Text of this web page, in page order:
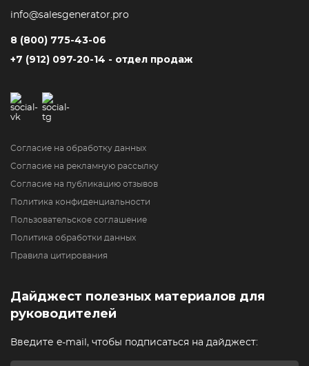
info@salesgenerator.pro
8 (800) 775-43-06
+7 (912) 097-20-14 - отдел продаж
Согласие на обработку данных
Согласие на рекламную рассылку
Согласие на публикацию отзывов
Политика конфиденциальности
Пользовательское соглашение
Политика обработки данных
Правила цитирования
Дайджест полезных материалов для
руководителей
Введите e-mail, чтобы подписаться на дайджест: